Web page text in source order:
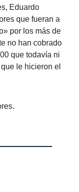
Eduardo
que fueran a
por los más de
no han cobrado
que todavía ni
le hicieron el